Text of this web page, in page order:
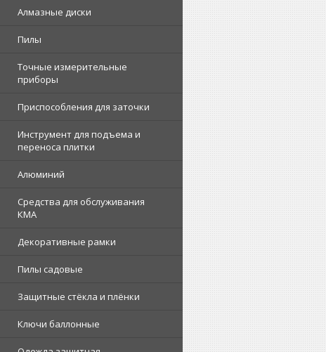
Алмазные диски
Пилы
Точные измерительные
приборы
Приспособления для заточки
Инструмент для подъема и
переноса плитки
Алюминий
Средства для обслуживания
КМА
Декоративные рамки
Пилы садовые
Защитные стёкла и плёнки
Ключи баллонные